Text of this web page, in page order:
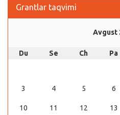
Grantlar taqvimi
Avgust
Du Se Ch Pa
3 4 5 6
10 11 12 13